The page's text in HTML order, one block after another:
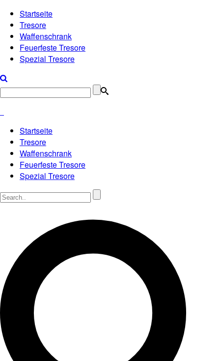
Startseite
Tresore
Waffenschrank
Feuerfeste Tresore
Spezial Tresore
Startseite
Tresore
Waffenschrank
Feuerfeste Tresore
Spezial Tresore